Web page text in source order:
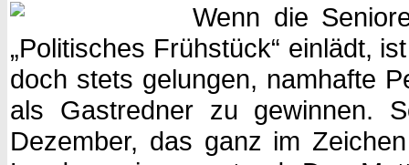
Wenn die
„Politisches Frühstück“ einlädt,
doch stets gelungen, namhafte
als Gastredner zu gewinnen.
Dezember, das ganz im